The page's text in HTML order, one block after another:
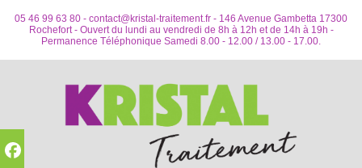
05 46 99 63 80 - contact@kristal-traitement.fr - 146 Avenue Gambetta 17300
Rochefort - Ouvert du lundi au vendredi de 8h à 12h et de 14h à 19h -
Permanence Téléphonique Samedi 8.00 - 12.00 / 13.00 - 17.00.